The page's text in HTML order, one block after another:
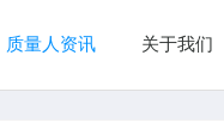
质量人资讯 关于我们